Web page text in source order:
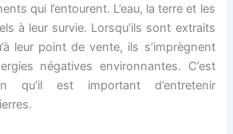
qui l’entourent. L’eau, la terre et les
à leur survie. Lorsqu’ils sont extraits
leur point de vente, ils s’imprègnent
négatives environnantes. C’est
qu’il est important d’entretenir